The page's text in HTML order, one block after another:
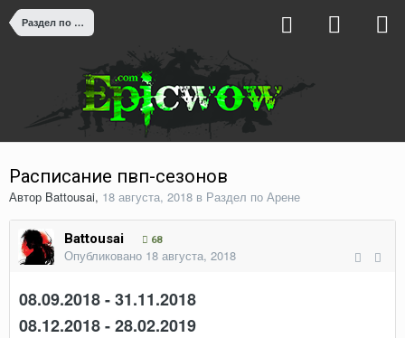
Раздел по Арене
Расписание пвп-сезонов
Автор Battousai, 18 августа, 2018 в Раздел по Арене
Battousai 68
Опубликовано 18 августа, 2018
08.09.2018 - 31.11.2018
08.12.2018 - 28.02.2019